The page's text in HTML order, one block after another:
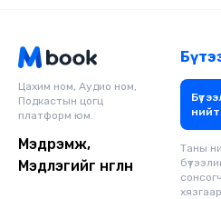
Цахим ном, Аудио ном,
Подкастын цогц
платформ юм.
Мэдрэмж,
Мэдлэгийг өнгөлнө
Таны